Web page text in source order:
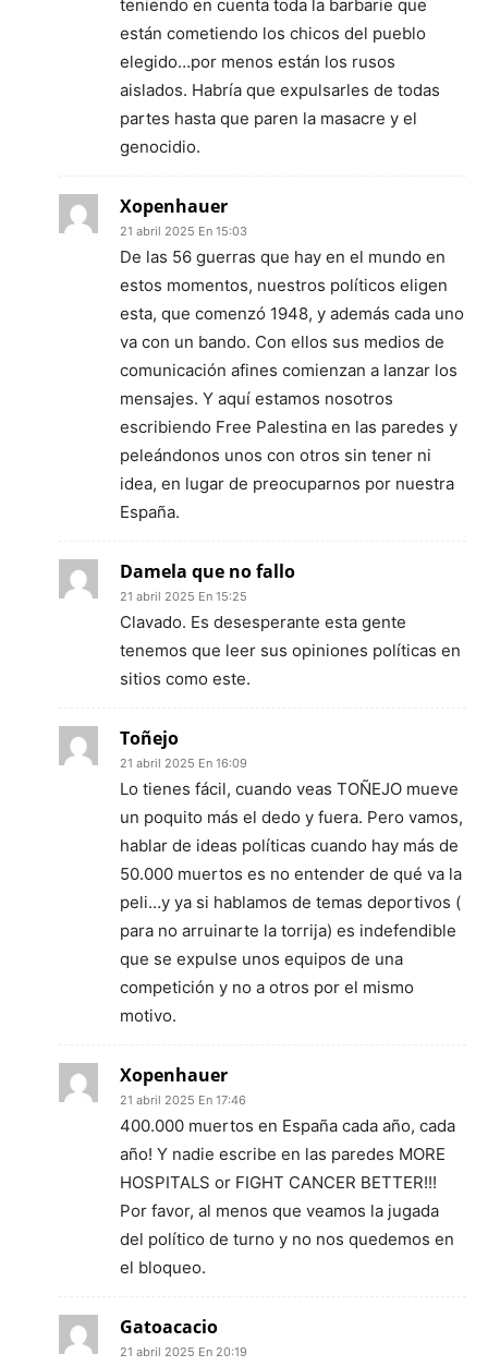
teniendo en cuenta toda la barbarie que
están cometiendo los chicos del pueblo
elegido…por menos están los rusos
aislados. Habría que expulsarles de todas
partes hasta que paren la masacre y el
genocidio.
Xopenhauer
21 abril 2025 En 15:03
De las 56 guerras que hay en el mundo en
estos momentos, nuestros políticos eligen
esta, que comenzó 1948, y además cada uno
va con un bando. Con ellos sus medios de
comunicación afines comienzan a lanzar los
mensajes. Y aquí estamos nosotros
escribiendo Free Palestina en las paredes y
peleándonos unos con otros sin tener ni
idea, en lugar de preocuparnos por nuestra
España.
Damela que no fallo
21 abril 2025 En 15:25
Clavado. Es desesperante esta gente
tenemos que leer sus opiniones políticas en
sitios como este.
Toñejo
21 abril 2025 En 16:09
Lo tienes fácil, cuando veas TOÑEJO mueve
un poquito más el dedo y fuera. Pero vamos,
hablar de ideas políticas cuando hay más de
50.000 muertos es no entender de qué va la
peli…y ya si hablamos de temas deportivos (
para no arruinarte la torrija) es indefendible
que se expulse unos equipos de una
competición y no a otros por el mismo
motivo.
Xopenhauer
21 abril 2025 En 17:46
400.000 muertos en España cada año, cada
año! Y nadie escribe en las paredes MORE
HOSPITALS or FIGHT CANCER BETTER!!!
Por favor, al menos que veamos la jugada
del político de turno y no nos quedemos en
el bloqueo.
Gatoacacio
21 abril 2025 En 20:19